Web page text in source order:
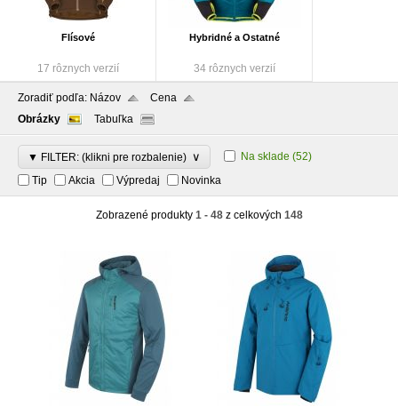
Flísové
17 rôznych verzií
Hybridné a Ostatné
34 rôznych verzií
Zoradiť podľa: Názov
Cena
Obrázky
Tabuľka
▼ FILTER: (klikni pre rozbalenie) ∨ Na sklade (52)
Tip
Akcia Výpredaj Novinka
Zobrazené produkty 1 - 48z celkových 148